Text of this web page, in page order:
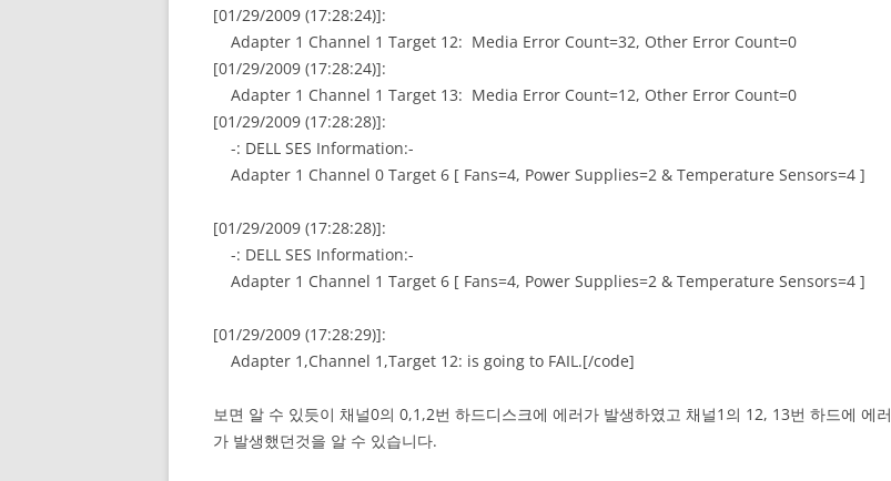
[01/29/2009 (17:28:24)]:
Adapter 1 Channel 1 Target 12: Media Error Count=32, Other Error Count=0
[01/29/2009 (17:28:24)]:
Adapter 1 Channel 1 Target 13: Media Error Count=12, Other Error Count=0
[01/29/2009 (17:28:28)]:
-: DELL SES Information:-
Adapter 1 Channel 0 Target 6 [ Fans=4, Power Supplies=2 & Temperature Sensors=4 ]
[01/29/2009 (17:28:28)]:
-: DELL SES Information:-
Adapter 1 Channel 1 Target 6 [ Fans=4, Power Supplies=2 & Temperature Sensors=4 ]
[01/29/2009 (17:28:29)]:
Adapter 1,Channel 1,Target 12: is going to FAIL.[/code]
보면 알 수 있듯이 채널0의 0,1,2번 하드디스크에 에러가 발생하였고 채널1의 12, 13번 하드에 에러
가 발생했던것을 알 수 있습니다.